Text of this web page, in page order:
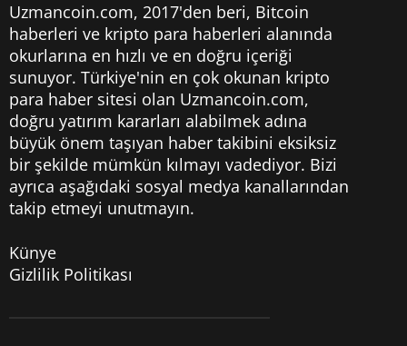
Uzmancoin.com, 2017'den beri, Bitcoin
haberleri ve kripto para haberleri alanında
okurlarına en hızlı ve en doğru içeriği
sunuyor. Türkiye'nin en çok okunan kripto
para haber sitesi olan Uzmancoin.com,
doğru yatırım kararları alabilmek adına
büyük önem taşıyan haber takibini eksiksiz
bir şekilde mümkün kılmayı vadediyor. Bizi
ayrıca aşağıdaki sosyal medya kanallarından
takip etmeyi unutmayın.
Künye
Gizlilik Politikası